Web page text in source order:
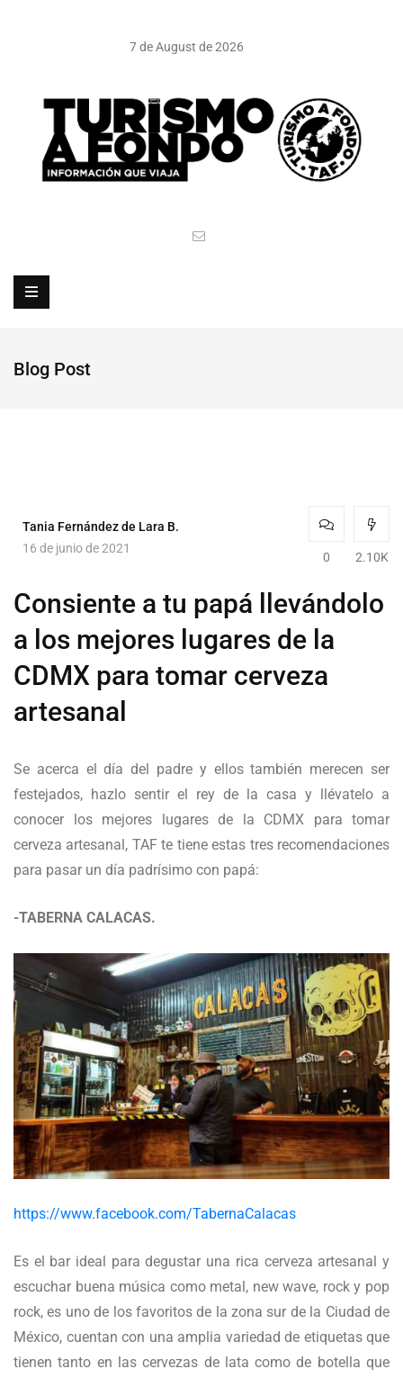
7 de August de 2026
Blog Post
Tania Fernández de Lara B.
16 de junio de 2021
0 2.10K
Consiente a tu papá llevándolo
a los mejores lugares de la
CDMX para tomar cerveza
artesanal
Se acerca el día del padre y ellos también merecen ser
festejados, hazlo sentir el rey de la casa y llévatelo a
conocer los mejores lugares de la CDMX para tomar
cerveza artesanal, TAF te tiene estas tres recomendaciones
para pasar un día padrísimo con papá:
-TABERNA CALACAS.
https://www.facebook.com/TabernaCalacas
Es el bar ideal para degustar una rica cerveza artesanal y
escuchar buena música como metal, new wave, rock y pop
rock, es uno de los favoritos de la zona sur de la Ciudad de
México, cuentan con una amplia variedad de etiquetas que
tienen tanto en las cervezas de lata como de botella que